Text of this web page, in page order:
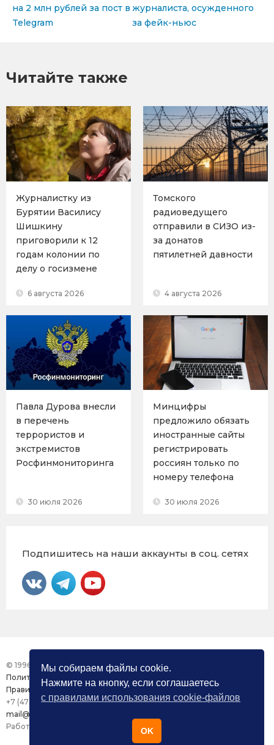
на 2 млн рублей за пост в
Telegram
журналиста, осужденного
за фейк-ньюс
Читайте также
Журналистку из
Бурятии Василису
Шишкину
приговорили к 12
годам колонии по
делу о госизмене
6 августа 2026
Томского
радиоведущего
отправили в СИЗО из-
за донатов
пятилетней давности
4 августа 2026
Павла Дурова внесли
в перечень
террористов и
экстремистов
Росфинмониторинга
30 июля 2026
Минцифры
предложило обязать
иностранные сайты
регистрировать
россиян только по
номеру телефона
30 июля 2026
Подпишитесь на наши аккаунты в соц. сетях
© 1996 – 2026 Фонд «Центр Защиты Прав СМИ»
Политика конфиденциальности
Правила использования сайта
+7 (473) 277-82-26
mail@mmdc.ru
Работа сайта поддерживается ООО «Медиазащита»
Мы собираем файлы cookie.
Нажмите на кнопку, если соглашаетесь
с правилами использования cookie-файлов
OK